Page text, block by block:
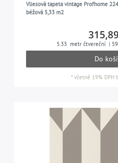
Vliesová tapeta vintage Profhome
béžová 5,33 m2
5.33 metr čtvereční |
Do
*včetně 19% DPH